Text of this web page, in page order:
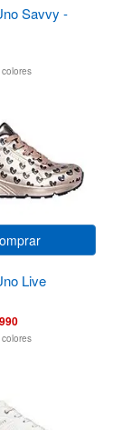
Savvy -
Live